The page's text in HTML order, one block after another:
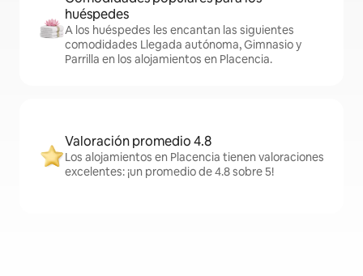
huéspedes
A los huéspedes les encantan las siguientes
comodidades Llegada autónoma, Gimnasio y
Parrilla en los alojamientos en Placencia.
Valoración promedio 4.8
Los alojamientos en Placencia tienen valoraciones
excelentes: ¡un promedio de 4.8 sobre 5!